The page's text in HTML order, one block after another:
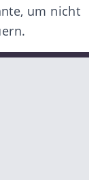
um nicht